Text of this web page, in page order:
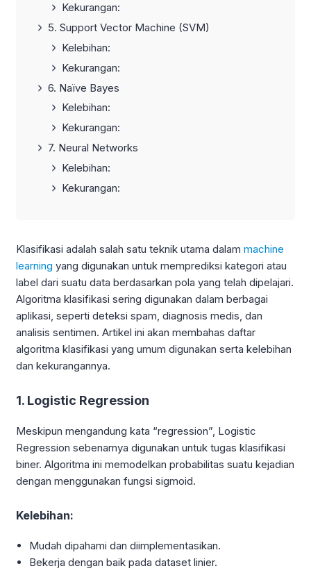
Kekurangan:
5. Support Vector Machine (SVM)
Kelebihan:
Kekurangan:
6. Naïve Bayes
Kelebihan:
Kekurangan:
7. Neural Networks
Kelebihan:
Kekurangan:
Klasifikasi adalah salah satu teknik utama dalam machine
learning yang digunakan untuk memprediksi kategori atau
label dari suatu data berdasarkan pola yang telah dipelajari.
Algoritma klasifikasi sering digunakan dalam berbagai
aplikasi, seperti deteksi spam, diagnosis medis, dan
analisis sentimen. Artikel ini akan membahas daftar
algoritma klasifikasi yang umum digunakan serta kelebihan
dan kekurangannya.
1. Logistic Regression
Meskipun mengandung kata “regression”, Logistic
Regression sebenarnya digunakan untuk tugas klasifikasi
biner. Algoritma ini memodelkan probabilitas suatu kejadian
dengan menggunakan fungsi sigmoid.
Kelebihan:
Mudah dipahami dan diimplementasikan.
Bekerja dengan baik pada dataset linier.